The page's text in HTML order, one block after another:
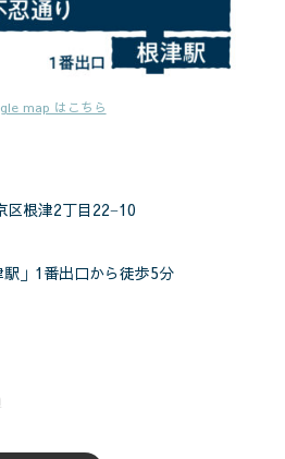
map はこちら
根津2丁目22−10
」1番出口から徒歩5分